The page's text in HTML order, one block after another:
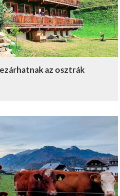
az osztrák